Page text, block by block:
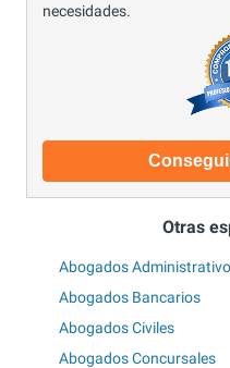
necesidades.
Otras
Abogados
Abogados Bancarios
Abogados Civiles
Abogados Concursales